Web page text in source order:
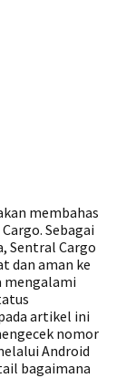
membahas
Sebagai
Sentral Cargo
dan aman ke
mengalami
artikel ini
nomor
Android
bagaimana